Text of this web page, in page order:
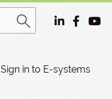
Sign in to E-systems